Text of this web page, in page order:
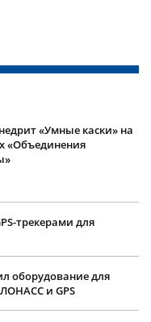
«Умные каски» на
«Объединения
трекерами для
оборудование для
и GPS